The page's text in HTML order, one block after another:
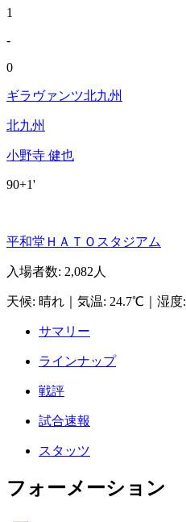
1
-
0
ギラヴァンツ北九州
北九州
小野寺 健也
90+1'
平和堂ＨＡＴＯスタジアム
入場者数: 2,082人
天候: 晴れ 気温: 24.7℃ 湿度:
サマリー
ラインナップ
戦評
試合速報
スタッツ
フォーメーション